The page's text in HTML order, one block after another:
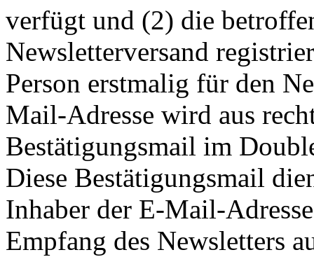
verfügt und (2) die
Newsletterversand
Person erstmalig für den
Mail-Adresse wird aus
Bestätigungsmail im
Diese Bestätigungsmail
Inhaber der E-Mail-
Empfang des Newsletters